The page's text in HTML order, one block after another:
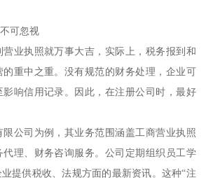
可忽视
业执照就万事大吉，实际上，税务报到和
的重中之重。没有规范的财务处理，企业可
响信用记录。因此，在注册公司时，最好
公司为例，其业务范围涵盖工商营业执照
理、财务咨询服务。公司定期组织员工学
提供税收、法规方面的最新资讯。这种“注